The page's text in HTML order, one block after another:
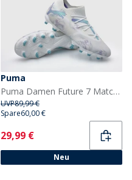
Puma
Puma Damen Future 7 Match Brilliance FG/AG Firm/Artificial Ground Fußballschuhe Puma White
UVP89,99 €
Spare60,00 €
Current
29,99 €
Neu